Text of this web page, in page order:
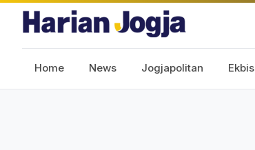
Home News Jogjapolitan Ekbis